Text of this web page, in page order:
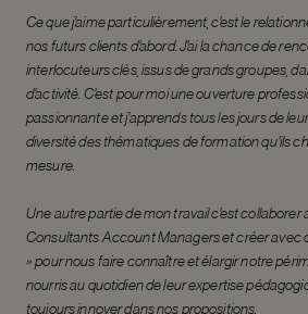
Ce que j’aime particulièrement, c’est le
nos futurs clients d’abord. J’ai la chance de
interlocuteurs clés, issus de grands groupes,
d’activité. C’est pour moi une ouverture
passionnante et j’apprends tous les jours de
diversité des thématiques de formation qu’ils
mesure.
Une autre partie de mon travail c’est collaborer
Consultants Account Managers et créer avec
» pour nous faire connaître etélargir notre
nourris au quotidien de leur expertise
toujours innover dans nos propositions.